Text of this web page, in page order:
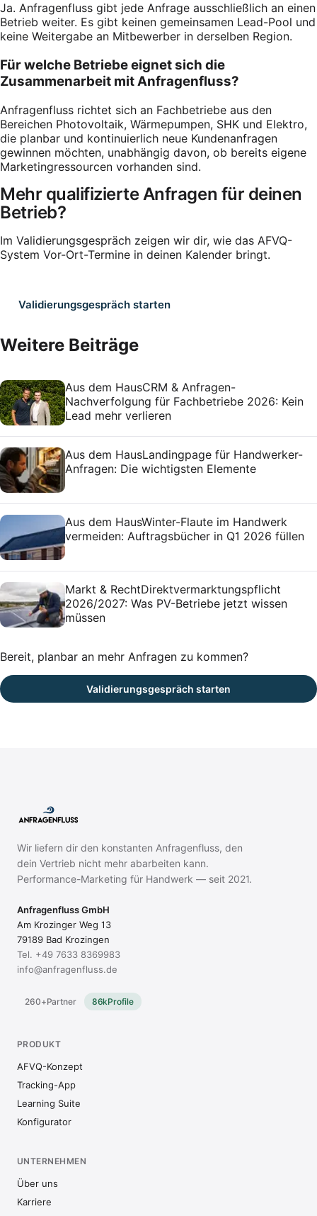
Ja. Anfragenfluss gibt jede Anfrage ausschließlich an einen
Betrieb weiter. Es gibt keinen gemeinsamen Lead-Pool und
keine Weitergabe an Mitbewerber in derselben Region.
Für welche Betriebe eignet sich die
Zusammenarbeit mit Anfragenfluss?
Anfragenfluss richtet sich an Fachbetriebe aus den
Bereichen Photovoltaik, Wärmepumpen, SHK und Elektro,
die planbar und kontinuierlich neue Kundenanfragen
gewinnen möchten, unabhängig davon, ob bereits eigene
Marketingressourcen vorhanden sind.
Mehr qualifizierte Anfragen für deinen
Betrieb?
Im Validierungsgespräch zeigen wir dir, wie das AFVQ-
System Vor-Ort-Termine in deinen Kalender bringt.
Validierungsgespräch starten
Weitere Beiträge
Aus dem HausCRM & Anfragen-
Nachverfolgung für Fachbetriebe 2026: Kein
Lead mehr verlieren
Aus dem HausLandingpage für Handwerker-
Anfragen: Die wichtigsten Elemente
Aus dem HausWinter-Flaute im Handwerk
vermeiden: Auftragsbücher in Q1 2026 füllen
Markt & RechtDirektvermarktungspflicht
2026/2027: Was PV-Betriebe jetzt wissen
müssen
Bereit, planbar an mehr Anfragen zu kommen?
Validierungsgespräch starten
Wir liefern dir den konstanten Anfragenfluss, den
dein Vertrieb nicht mehr abarbeiten kann.
Performance-Marketing für Handwerk — seit 2021.
Anfragenfluss GmbH
Am Krozinger Weg 13
79189 Bad Krozingen
Tel. +49 7633 8369983
info@anfragenfluss.de
260+Partner 86kProfile
PRODUKT
AFVQ-Konzept
Tracking-App
Learning Suite
Konfigurator
UNTERNEHMEN
Über uns
Karriere